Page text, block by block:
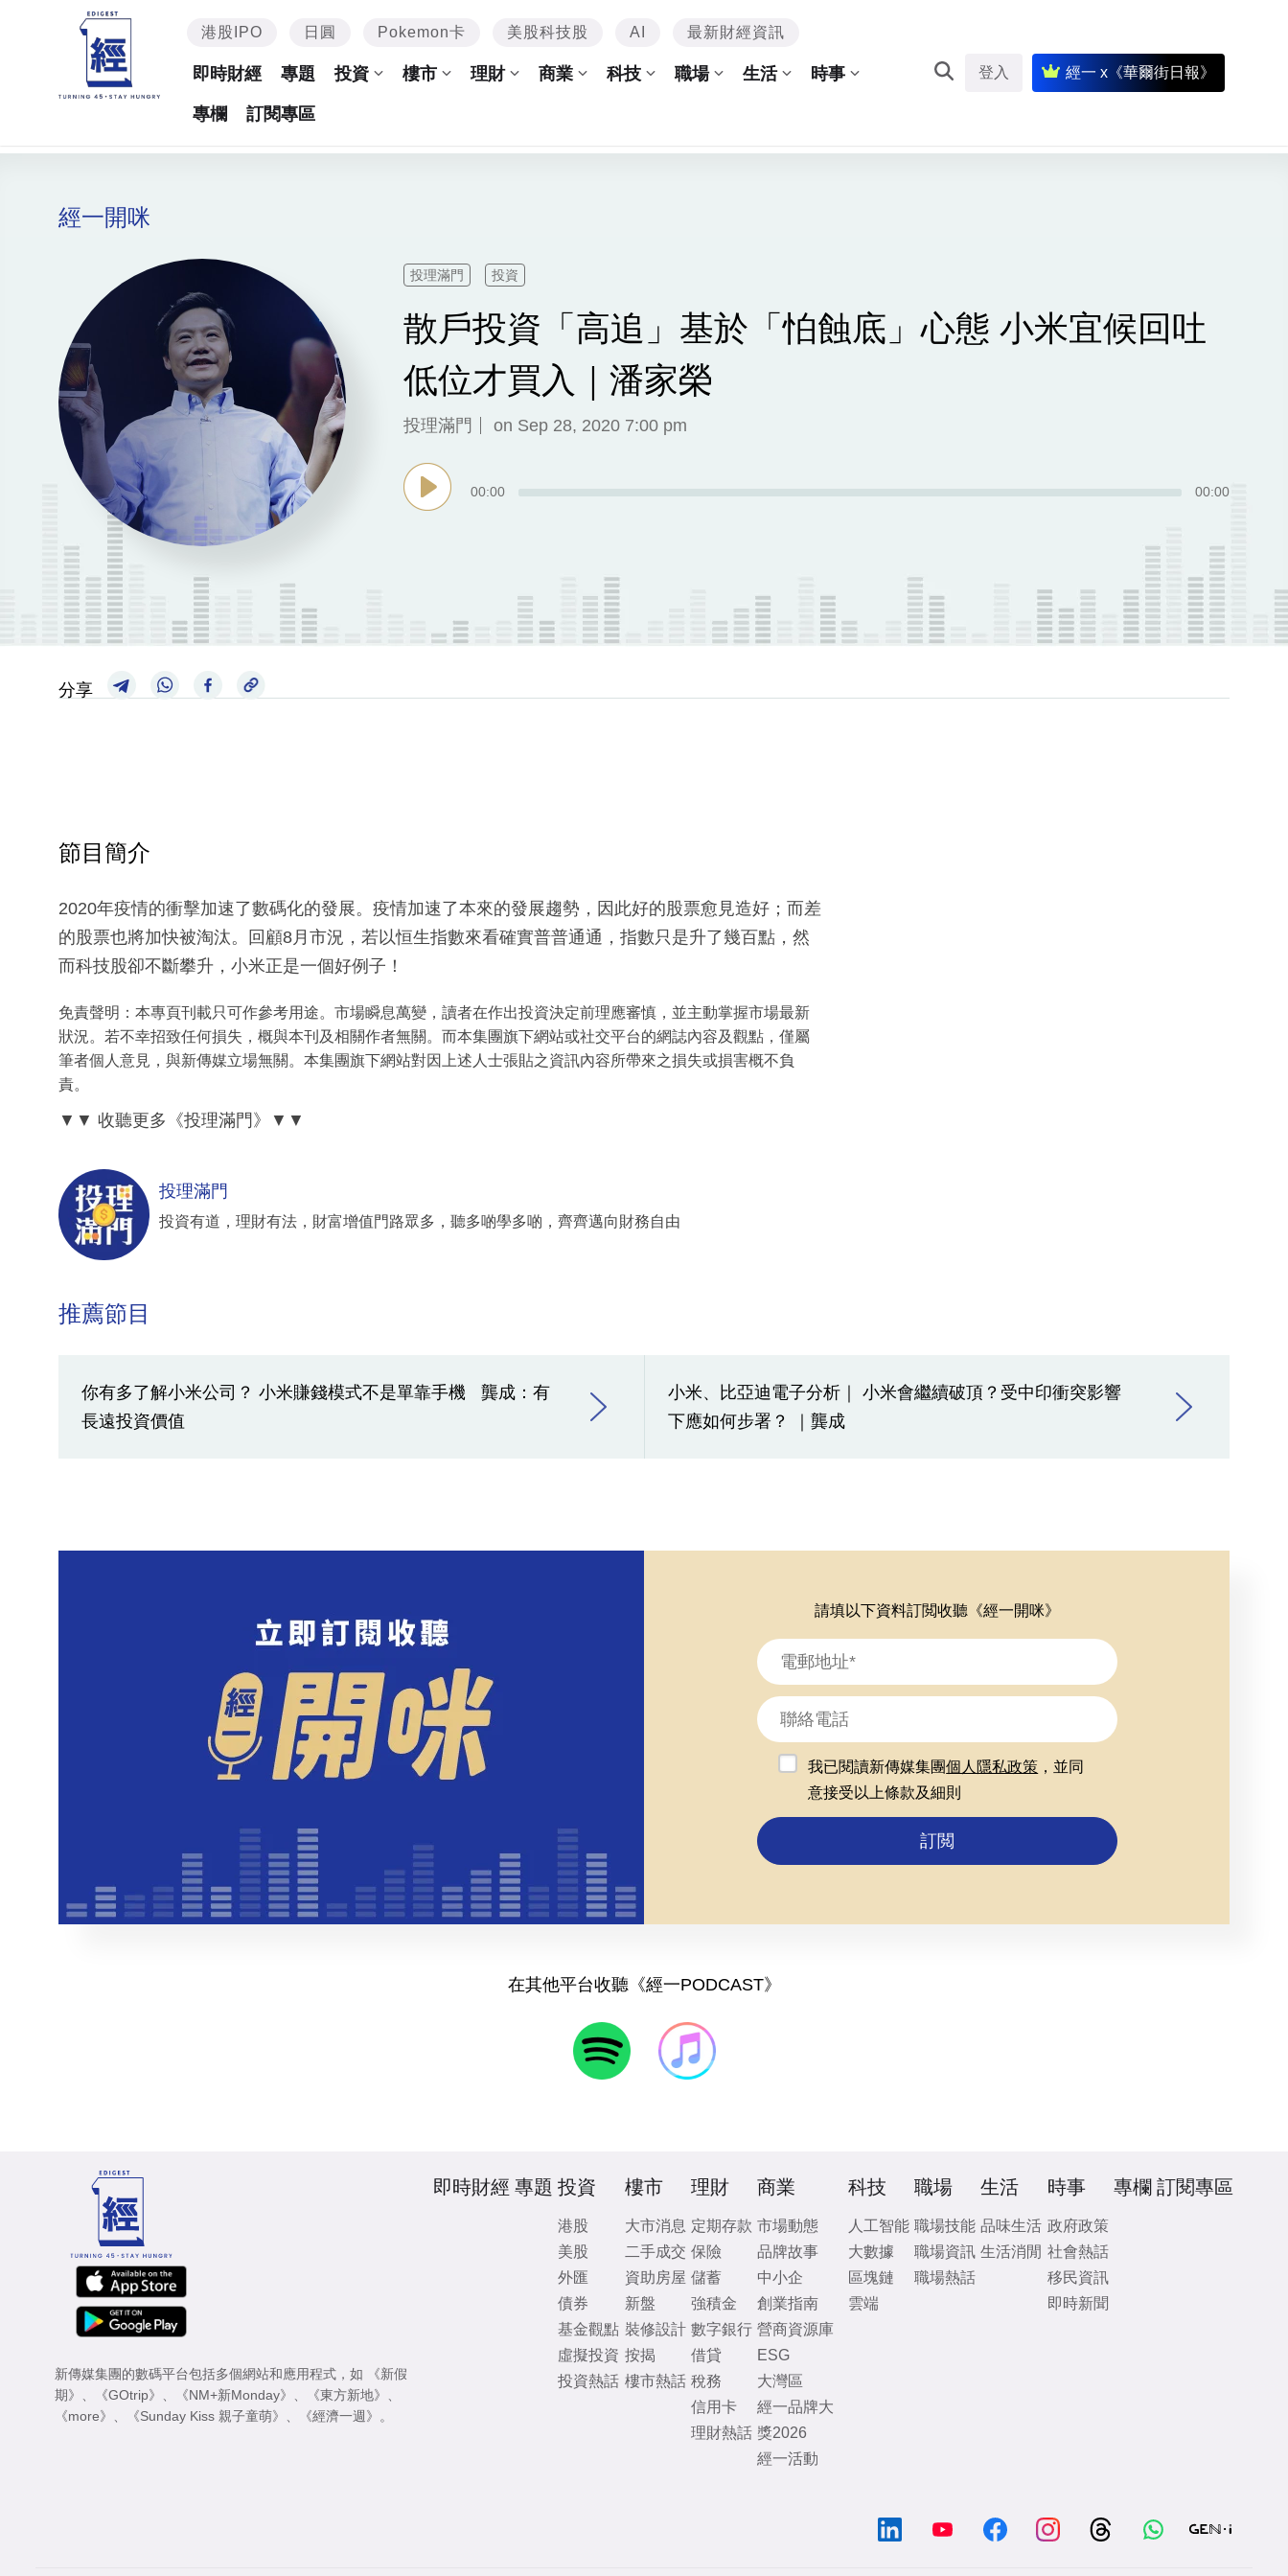
港股IPO 日圓 Pokemon卡 美股科技股 AI 最新財經資訊
即時財經 專題 投資 樓市 理財 商業 科技 職場 生活 時事
專欄 訂閱專區
登入 經一 x《華爾街日報》
經一開咪
投理滿門 投資
散戶投資「高追」基於「怕蝕底」心態 小米宜候回吐
低位才買入｜潘家榮
投理滿門 on Sep 28, 2020 7:00 pm
00:00 00:00
分享
節目簡介
2020年疫情的衝擊加速了數碼化的發展。疫情加速了本來的發展趨勢，因此好的股票愈見造好；而差
的股票也將加快被淘汰。回顧8月市況，若以恒生指數來看確實普普通通，指數只是升了幾百點，然
而科技股卻不斷攀升，小米正是一個好例子！
免責聲明：本專頁刊載只可作參考用途。市場瞬息萬變，讀者在作出投資決定前理應審慎，並主動掌握市場最新
狀況。若不幸招致任何損失，概與本刊及相關作者無關。而本集團旗下網站或社交平台的網誌內容及觀點，僅屬
筆者個人意見，與新傳媒立場無關。本集團旗下網站對因上述人士張貼之資訊內容所帶來之損失或損害概不負
責。
▼▼ 收聽更多《投理滿門》 ▼▼
投理滿門
投資有道，理財有法，財富增值門路眾多，聽多啲學多啲，齊齊邁向財務自由
推薦節目
你有多了解小米公司？ 小米賺錢模式不是單靠手機 龔成：有
長遠投資價值
小米、比亞迪電子分析｜ 小米會繼續破頂？受中印衝突影響
下應如何步署？ ｜龔成
請填以下資料訂閲收聽《經一開咪》
我已閱讀新傳媒集團個人隱私政策 ，並同
意接受以上條款及細則
訂閲
在其他平台收聽《經一PODCAST》
新傳媒集團的數碼平台包括多個網站和應用程式，如
《新假
期》 、 《GOtrip》 、 《NM+新Monday》 、 《東方新地》 、
《more》 、 《Sunday Kiss 親子童萌》 、 《經濟一週》 。
即時財經 專題 投資
港股
美股
外匯
債券
基金觀點
虛擬投資
投資熱話
樓市
大市消息
二手成交
資助房屋
新盤
裝修設計
按揭
樓市熱話
理財
定期存款
保險
儲蓄
強積金
數字銀行
借貸
稅務
信用卡
理財熱話
商業
市場動態
品牌故事
中小企
創業指南
營商資源庫
ESG
大灣區
經一品牌大
獎2026
經一活動
科技
人工智能
大數據
區塊鏈
雲端
職場
職場技能
職場資訊
職場熱話
生活
品味生活
生活消閒
時事
政府政策
社會熱話
移民資訊
即時新聞
專欄 訂閱專區